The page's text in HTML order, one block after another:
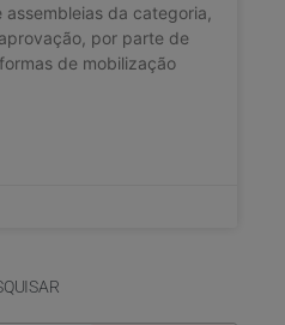
da categoria,
por parte de
de mobilização